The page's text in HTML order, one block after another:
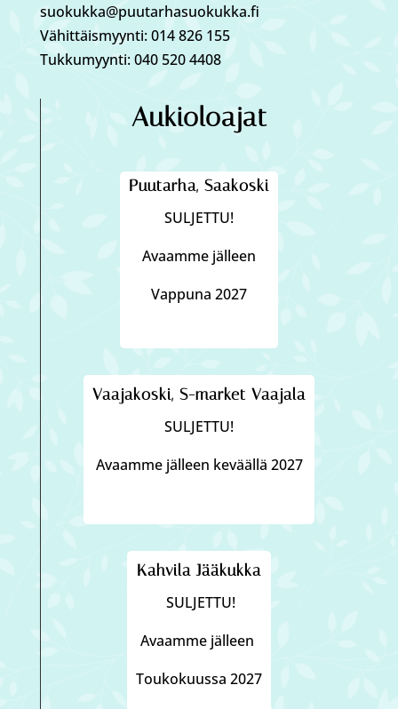
suokukka@puutarhasuokukka.fi
Vähittäismyynti: 014 826 155
Tukkumyynti: 040 520 4408
Aukioloajat
Puutarha, Saakoski
SULJETTU!
Avaamme jälleen
Vappuna 2027
Vaajakoski, S-market Vaajala
SULJETTU!
Avaamme jälleen keväällä 2027
Kahvila Jääkukka
SULJETTU!
Avaamme jälleen
Toukokuussa 2027